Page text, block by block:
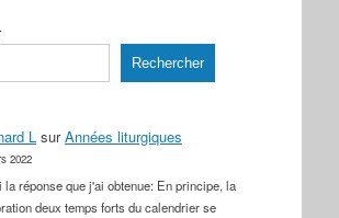
Rechercher
LsurAnnées liturgiques
2022
la réponse que j'ai obtenue: En principe, la
deux temps forts du calendrier se